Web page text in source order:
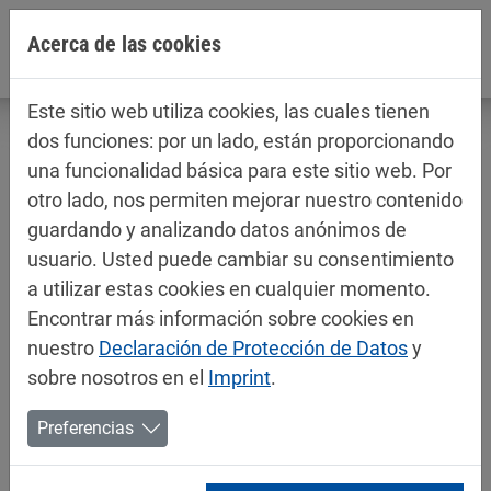
Jump directly to main navigation
Jump directly to content
Fichas técnicas / fichas de datos de
seguridad
Pinturas para automóviles
Mipa PUR HS-System for trucks
Acerca de las cookies
Este sitio web utiliza cookies, las cuales tienen
dos funciones: por un lado, están proporcionando
una funcionalidad básica para este sitio web. Por
otro lado, nos permiten mejorar nuestro contenido
guardando y analizando datos anónimos de
usuario. Usted puede cambiar su consentimiento
a utilizar estas cookies en cualquier momento.
Encontrar más información sobre cookies en
nuestro Declaración de Protección de Datosy
sobre nosotros en el Imprint.
Preferencias